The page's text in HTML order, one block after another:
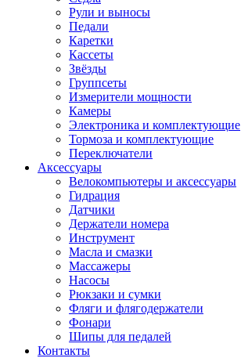
Рули и выносы
Педали
Каретки
Кассеты
Звёзды
Группсеты
Измерители мощности
Камеры
Электроника и комплектующие
Тормоза и комплектующие
Переключатели
Аксессуары
Велокомпьютеры и аксессуары
Гидрация
Датчики
Держатели номера
Инструмент
Масла и смазки
Массажеры
Насосы
Рюкзаки и сумки
Фляги и флягодержатели
Фонари
Шипы для педалей
Контакты